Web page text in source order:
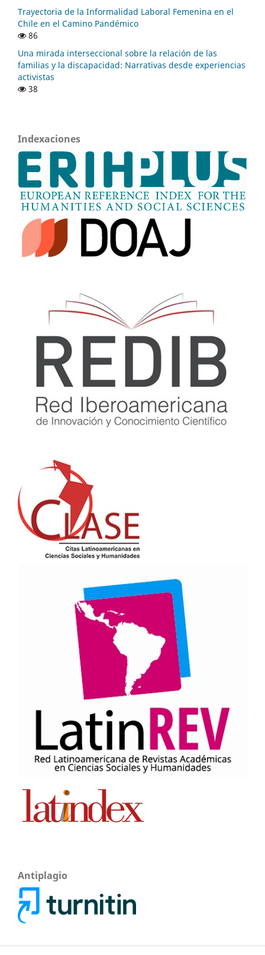
Trayectoria de la Informalidad Laboral Femenina en el
Chile en el Camino Pandémico
86
Una mirada interseccional sobre la relación de las
familias y la discapacidad: Narrativas desde experiencias
activistas
38
Indexaciones
Antiplagio